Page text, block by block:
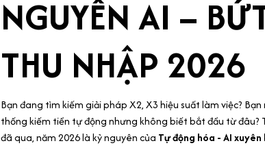
NGUYÊN AI –
THU NHẬP 2026
Bạn đang tìm kiếm giải pháp X2, X3 hiệu suất làm việc?
thống kiếm tiền tự động nhưng không biết bắt đầu từ đâu?
đã qua, năm 2026 là kỷ nguyên của Tự động hóa - AI